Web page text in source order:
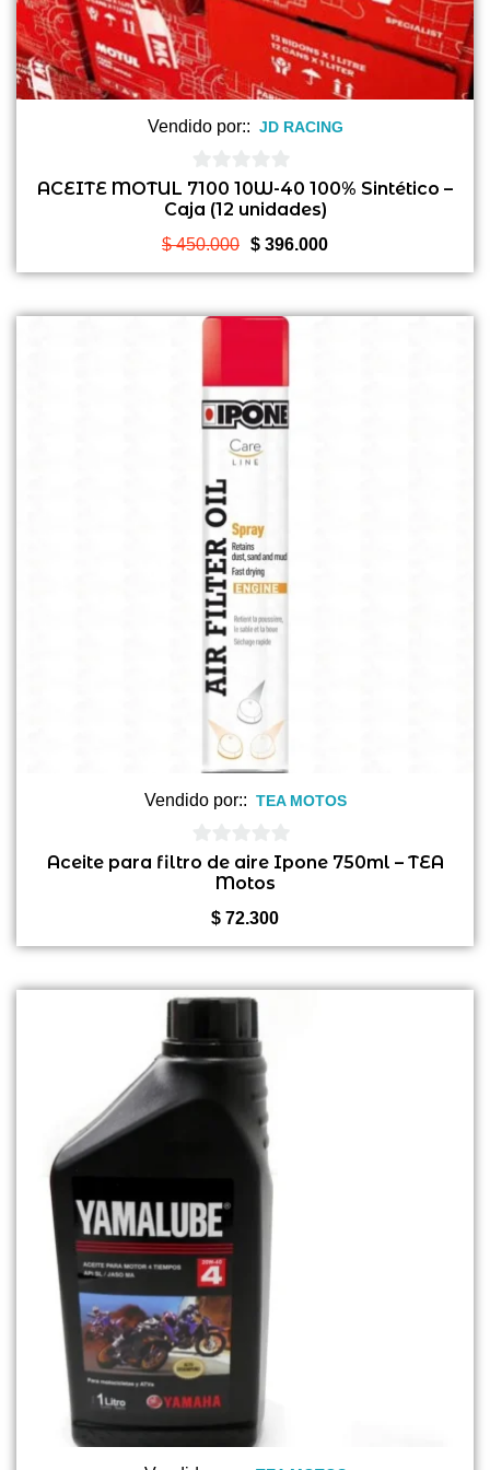
Vendido por:: JD RACING
0
de
5
ACEITE MOTUL 7100 10W-40 100% Sintético –
Caja (12 unidades)
$450.000 El
precio
$ 396.000El
precio
Vendido por:: TEA MOTOS
0
Aceite para filtro de aire Ipone 750ml – TEA
Motos
$ 72.300